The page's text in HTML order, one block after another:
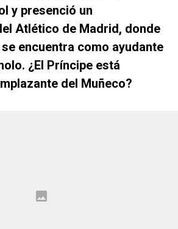
y presenció un
Atlético de Madrid, donde
encuentra como ayudante
¿El Príncipe está
del Muñeco?